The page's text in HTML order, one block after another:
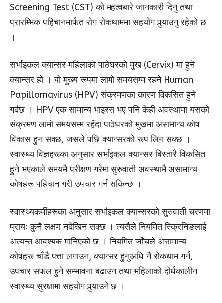
Screening Test (CST) को महत्वबारे जानकारी दिनु तथा
प्रारम्भिक पहिचानमार्फत रोग रोकथाममा सहयोग पुर्‍याउनु रहेको छ
।
सर्भाइकल क्यान्सर महिलाको पाठेघरको मुख (Cervix) मा हुने
क्यान्सर हो । यो मुख्य रूपमा लामो समयसम्म रहने Human
Papillomavirus (HPV) संक्रमणका कारण विकसित हुने
गर्दछ । HPV एक सामान्य भाइरस भए पनि केही अवस्थामा यसको
संक्रमण लामो समयसम्म रहँदा पाठेघरको मुखमा असामान्य कोष
विकास हुन सक्छ, जसले पछि क्यान्सरको रूप लिन सक्छ ।
स्वास्थ्य विज्ञहरूका अनुसार सर्भाइकल क्यान्सर बिस्तारै विकसित
हुने भएकाले समयमै परीक्षण गरेमा सुरुवाती अवस्थामै असामान्य
कोषहरू पहिचान गरी उपचार गर्न सकिन्छ ।
स्वास्थ्यकर्मीहरूका अनुसार सर्भाइकल क्यान्सरको सुरुवाती चरणमा
प्रायः कुनै लक्षण नदेखिन सक्छ । त्यसैले नियमित स्क्रिनिङलाई
अत्यन्त आवश्यक मानिएको छ । नियमित जाँचले असामान्य
कोषहरू चाँडै पत्ता लगाउन, क्यान्सर हुनुअघि नै रोकथाम गर्न,
उपचार सफल हुने सम्भावना बढाउन तथा महिलाको दीर्घकालीन
स्वास्थ्य सुरक्षामा सहयोग पुर्‍याउने छ ।